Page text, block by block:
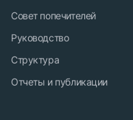
Совет попечителей
Руководство
Структура
Отчеты и публикации